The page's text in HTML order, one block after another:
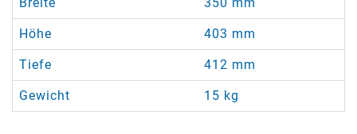
Höhe 403 mm
Tiefe 412 mm
Gewicht 15 kg